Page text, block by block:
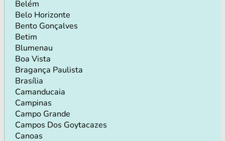
Belém
Belo Horizonte
Bento Gonçalves
Betim
Blumenau
Boa Vista
Bragança Paulista
Brasília
Camanducaia
Campinas
Campo Grande
Campos Dos Goytacazes
Canoas